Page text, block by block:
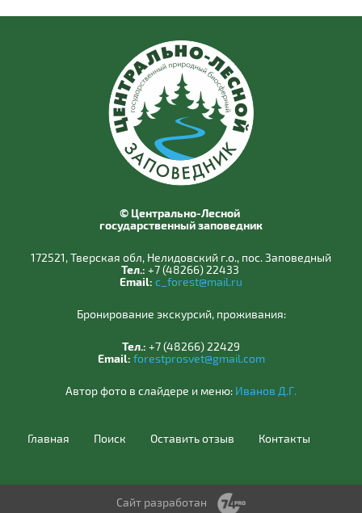
© Центрально-Лесной
государственный заповедник
172521, Тверская обл, Нелидовский г.о., пос. Заповедный
Тел.: +7 (48266) 22433
Email: c_forest@mail.ru
Бронирование экскурсий, проживания:
Тел.: +7 (48266) 22429
Email: forestprosvet@gmail.com
Автор фото в слайдере и меню: Иванов Д.Г.
Главная Поиск Оставить отзыв Контакты
Сайт разработан